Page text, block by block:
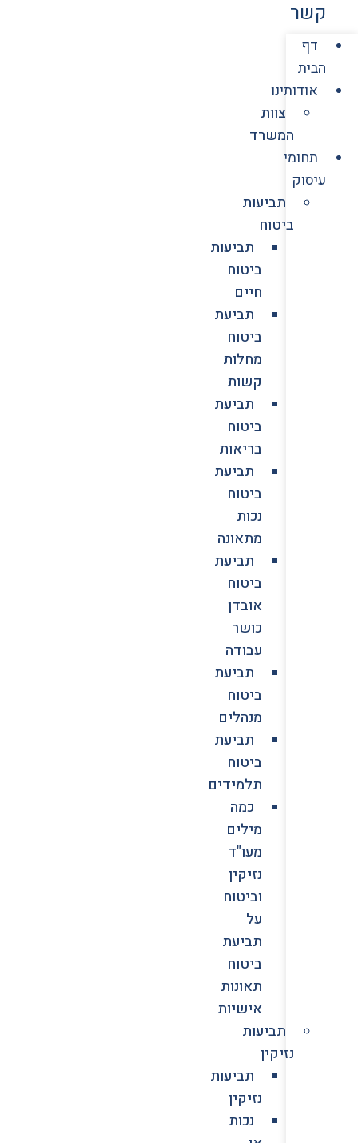
קשר
דף
הבית
אודותינו
צוות
המשרד
תחומי
עיסוק
תביעות
ביטוח
תביעות
ביטוח
חיים
תביעת
ביטוח
מחלות
קשות
תביעת
ביטוח
בריאות
תביעת
ביטוח
נכות
מתאונה
תביעת
ביטוח
אובדן
כושר
עבודה
תביעת
ביטוח
מנהלים
תביעת
ביטוח
תלמידים
כמה
מילים
מעו"ד
נזיקין
וביטוח
על
תביעת
ביטוח
תאונות
אישיות
תביעות
נזיקין
תביעות
נזיקין
נכות